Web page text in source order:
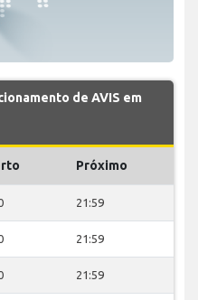
de AVIS em
Próximo
21:59
21:59
21:59